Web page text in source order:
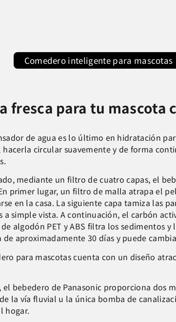
Comedero inteligente para mascotas
para tu mascota
de agua es lo último en hidratación
circular suavemente y de forma
mediante un filtro de cuatro capas, el
primer lugar, un filtro de malla atrapa el
en la casa. La siguiente capa tamiza las
a simple vista. A continuación, el carbón
algodón PET y ABS filtra los sedimentos
de aproximadamente 30 días y puede
para mascotas cuenta con un diseño
bebedero de Panasonic proporciona dos
la vía fluvial u la única bomba de
hogar.